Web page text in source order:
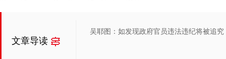
文章导读
吴耶图：如发现政府官员违法违纪将被追究